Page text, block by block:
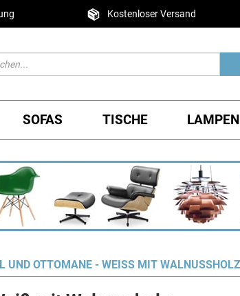
Kostenloser Versand
SOFAS TISCHE LAMPEN
UND OTTOMANE - WEISS MIT WALNUSSHOLZ